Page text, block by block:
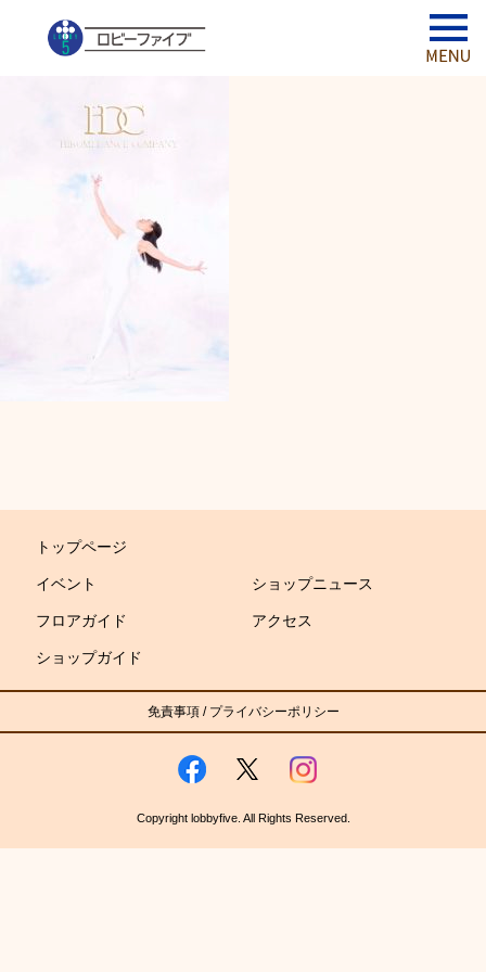
トップページ
イベント ショップニュース
フロアガイド アクセス
ショップガイド
免責事項/ プライバシーポリシー
Copyright lobbyfive. All Rights Reserved.